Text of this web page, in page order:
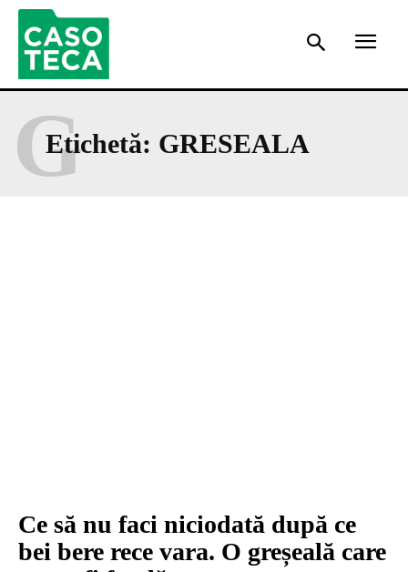
Etichetă: GRESEALA
G
Ce să nu faci niciodată după ce
bei bere rece vara. O greșeală care